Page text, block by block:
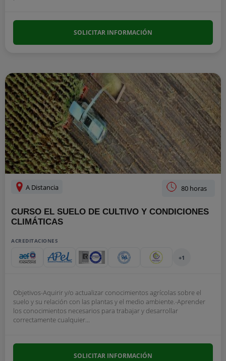
SOLICITAR INFORMACIÓN
A Distancia 80 horas
CURSO EL SUELO DE CULTIVO Y CONDICIONES
CLIMÁTICAS
ACREDITACIONES
+1
Objetivos-Aquirir y/o actualizar conocimientos agrícolas sobre el
suelo y su relación con las plantas y el medio ambiente.-Aprender
los conocimientos necesarios para trabajar y desarrollar
correctamente cualquier...
SOLICITAR INFORMACIÓN